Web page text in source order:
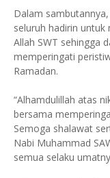
Dalam
seluruh hadirin untuk
Allah SWT sehingga
memperingati
Ramadan.
“Alhamdulillah atas
bersama
Semoga shalawat
Nabi Muhammad
semua selaku